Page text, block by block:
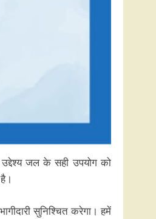
जल के सही उपयोग को
सुनिश्चित करेगा। हमें